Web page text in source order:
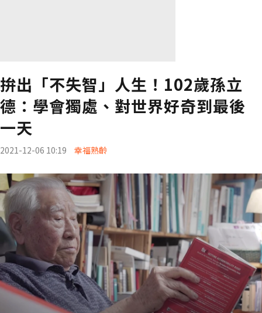
拚出「不失智」人生！102歲孫立
德：學會獨處、對世界好奇到最後
一天
2021-12-06 10:19 幸福熟齡